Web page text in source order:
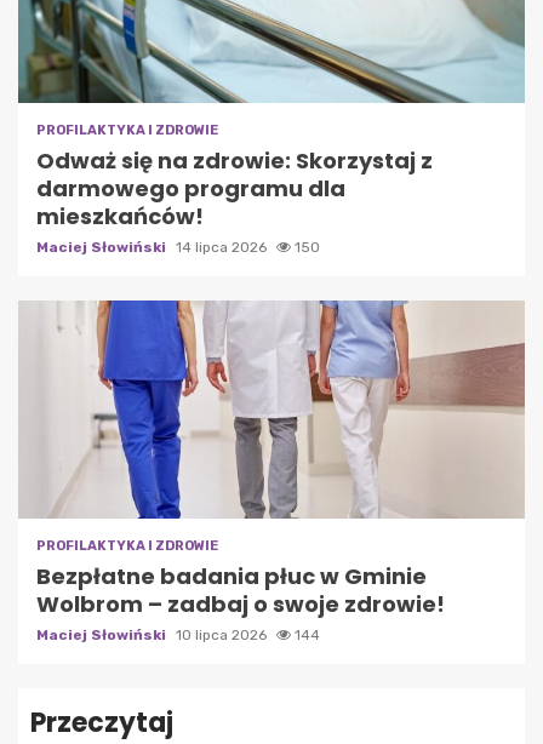
PROFILAKTYKA I ZDROWIE
Odważ się na zdrowie: Skorzystaj z
darmowego programu dla
mieszkańców!
Maciej Słowiński 14 lipca 2026 150
PROFILAKTYKA I ZDROWIE
Bezpłatne badania płuc w Gminie
Wolbrom – zadbaj o swoje zdrowie!
Maciej Słowiński 10 lipca 2026 144
Przeczytaj